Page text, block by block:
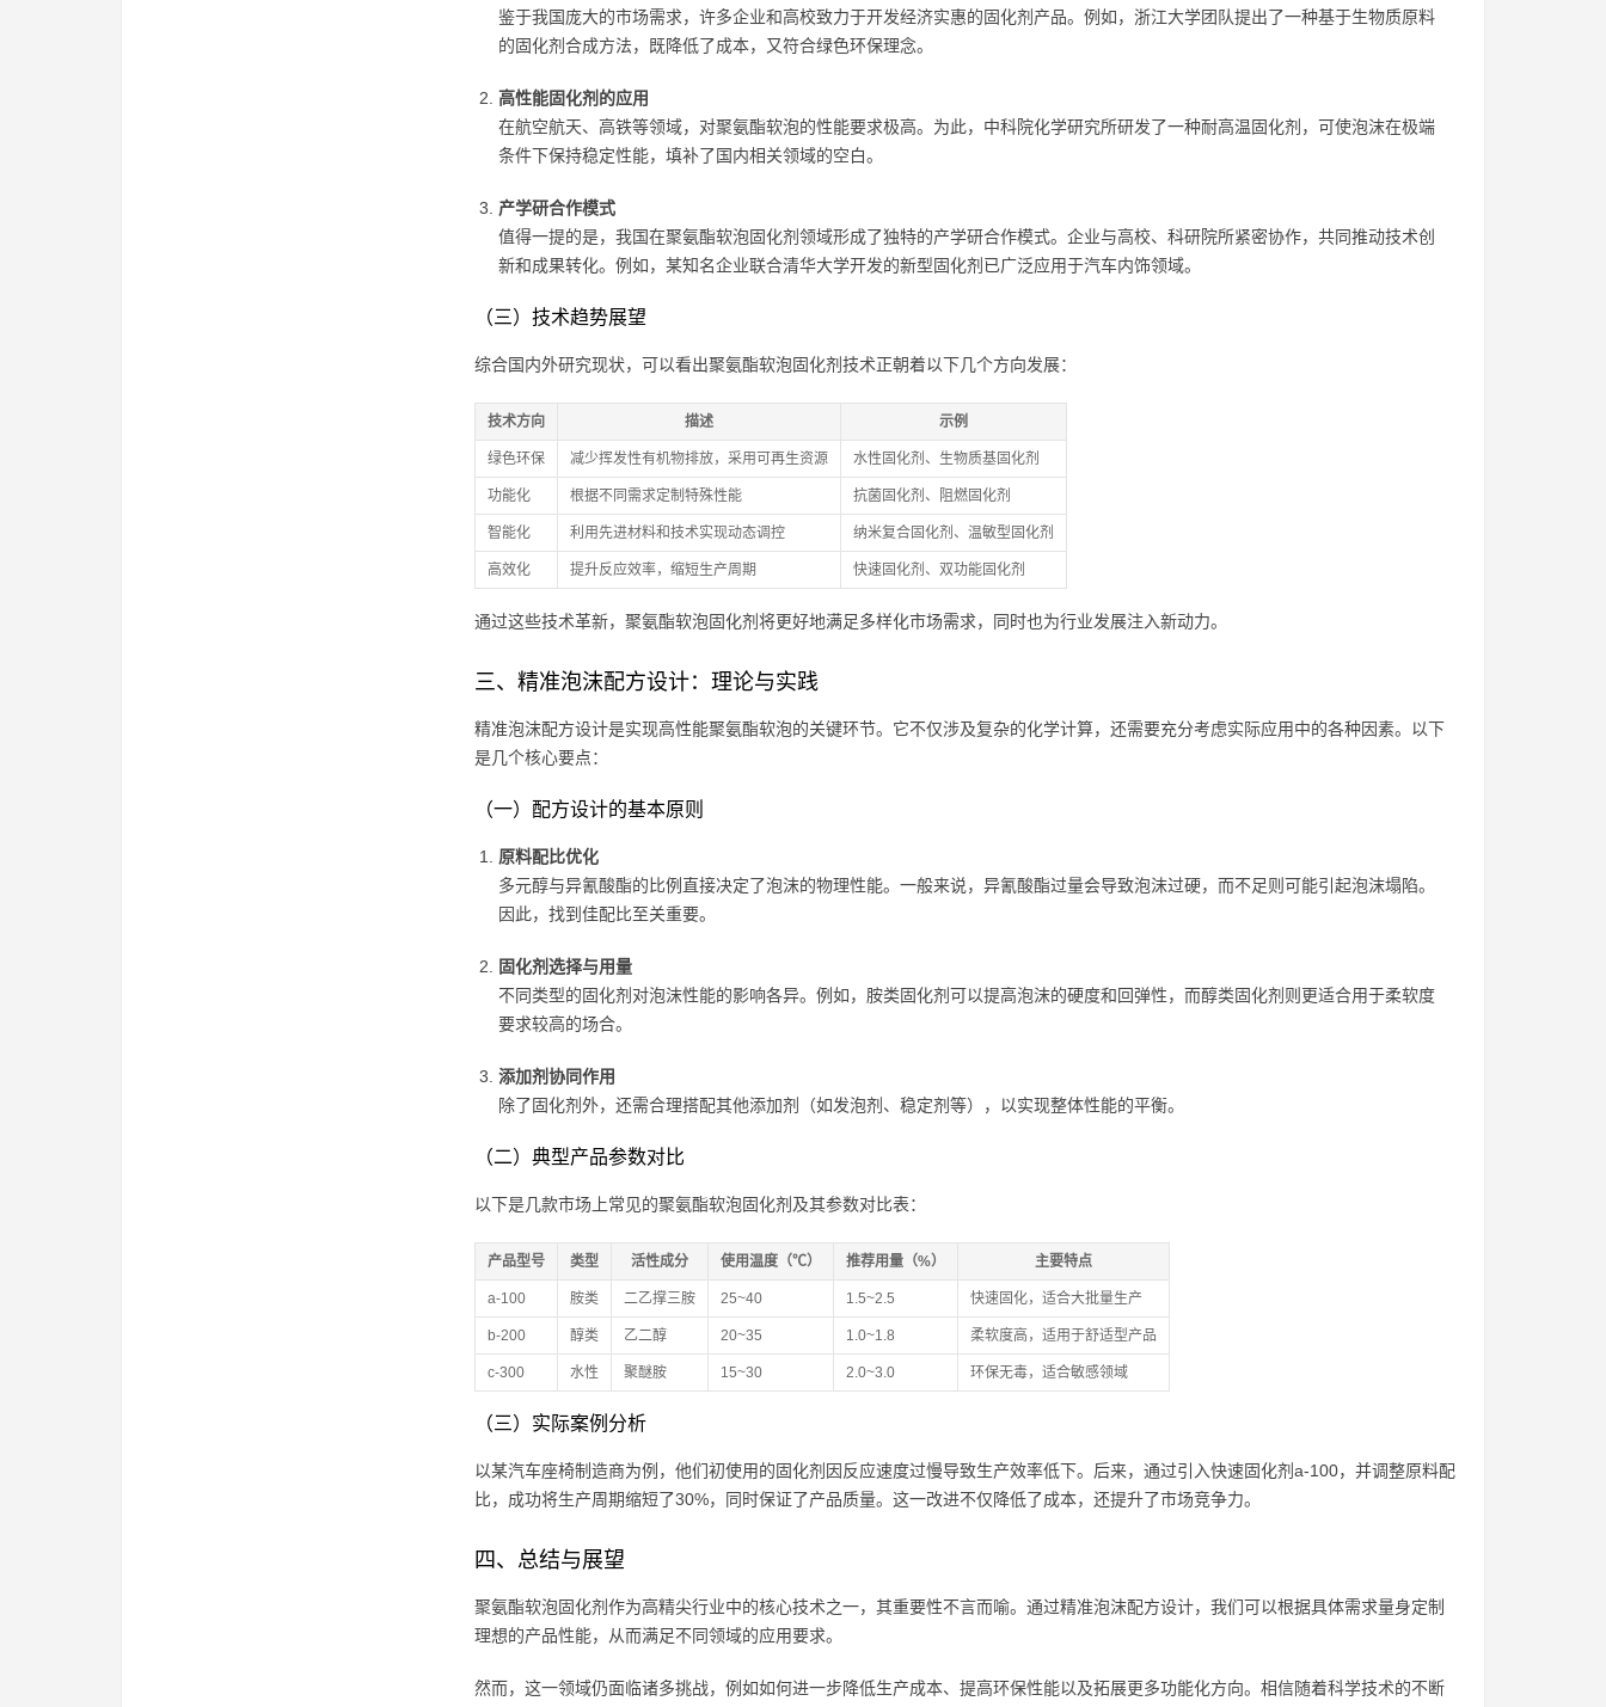
鉴于我国庞大的市场需求，许多企业和高校致力于开发经济实惠的固化剂产品。例如，浙江大学团队提出了一种基于生物质原料
的固化剂合成方法，既降低了成本，又符合绿色环保理念。
高性能固化剂的应用
在航空航天、高铁等领域，对聚氨酯软泡的性能要求极高。为此，中科院化学研究所研发了一种耐高温固化剂，可使泡沫在极端
条件下保持稳定性能，填补了国内相关领域的空白。
产学研合作模式
值得一提的是，我国在聚氨酯软泡固化剂领域形成了独特的产学研合作模式。企业与高校、科研院所紧密协作，共同推动技术创
新和成果转化。例如，某知名企业联合清华大学开发的新型固化剂已广泛应用于汽车内饰领域。
（三）技术趋势展望
综合国内外研究现状，可以看出聚氨酯软泡固化剂技术正朝着以下几个方向发展：
技术方向 描述 示例
绿色环保 减少挥发性有机物排放，采用可再生资源 水性固化剂、生物质基固化剂
功能化 根据不同需求定制特殊性能 抗菌固化剂、阻燃固化剂
智能化 利用先进材料和技术实现动态调控 纳米复合固化剂、温敏型固化剂
高效化 提升反应效率，缩短生产周期 快速固化剂、双功能固化剂
通过这些技术革新，聚氨酯软泡固化剂将更好地满足多样化市场需求，同时也为行业发展注入新动力。
三、精准泡沫配方设计：理论与实践
精准泡沫配方设计是实现高性能聚氨酯软泡的关键环节。它不仅涉及复杂的化学计算，还需要充分考虑实际应用中的各种因素。以下
是几个核心要点：
（一）配方设计的基本原则
原料配比优化
多元醇与异氰酸酯的比例直接决定了泡沫的物理性能。一般来说，异氰酸酯过量会导致泡沫过硬，而不足则可能引起泡沫塌陷。
因此，找到佳配比至关重要。
固化剂选择与用量
不同类型的固化剂对泡沫性能的影响各异。例如，胺类固化剂可以提高泡沫的硬度和回弹性，而醇类固化剂则更适合用于柔软度
要求较高的场合。
添加剂协同作用
除了固化剂外，还需合理搭配其他添加剂（如发泡剂、稳定剂等），以实现整体性能的平衡。
（二）典型产品参数对比
以下是几款市场上常见的聚氨酯软泡固化剂及其参数对比表：
产品型号 类型 活性成分 使用温度（℃） 推荐用量（%） 主要特点
a-100 胺类 二乙撑三胺 25~40 1.5~2.5 快速固化，适合大批量生产
b-200 醇类 乙二醇 20~35 1.0~1.8 柔软度高，适用于舒适型产品
c-300 水性 聚醚胺 15~30 2.0~3.0 环保无毒，适合敏感领域
（三）实际案例分析
以某汽车座椅制造商为例，他们初使用的固化剂因反应速度过慢导致生产效率低下。后来，通过引入快速固化剂a-100，并调整原料配
比，成功将生产周期缩短了30%，同时保证了产品质量。这一改进不仅降低了成本，还提升了市场竞争力。
四、总结与展望
聚氨酯软泡固化剂作为高精尖行业中的核心技术之一，其重要性不言而喻。通过精准泡沫配方设计，我们可以根据具体需求量身定制
理想的产品性能，从而满足不同领域的应用要求。
然而，这一领域仍面临诸多挑战，例如如何进一步降低生产成本、提高环保性能以及拓展更多功能化方向。相信随着科学技术的不断